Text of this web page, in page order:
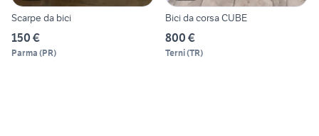
Scarpe da bici
150 €
Parma (PR)
Bici da corsa CUBE
800 €
Terni(TR)